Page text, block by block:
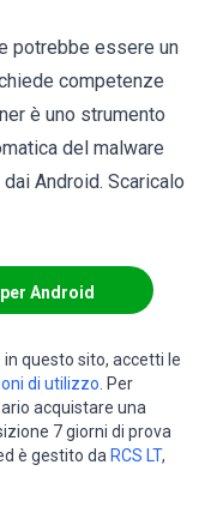
potrebbe essere un
competenze
è uno strumento
del malware
Android. Scaricalo
Android
questo sito, accetti le
di utilizzo . Per
acquistare una
7 giorni di prova
è gestito da RCS LT,